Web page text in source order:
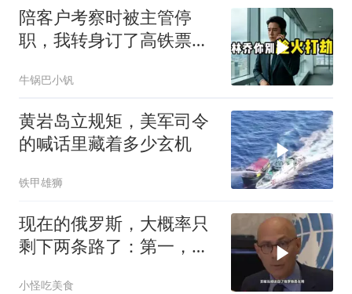
陪客户考察时被主管停
职，我转身订了高铁票。
亿合同没你根本签不了
牛锅巴小钒
黄岩岛立规矩，美军司令
的喊话里藏着多少玄机
铁甲雄狮
现在的俄罗斯，大概率只
剩下两条路了：第一，把
小怪吃美食